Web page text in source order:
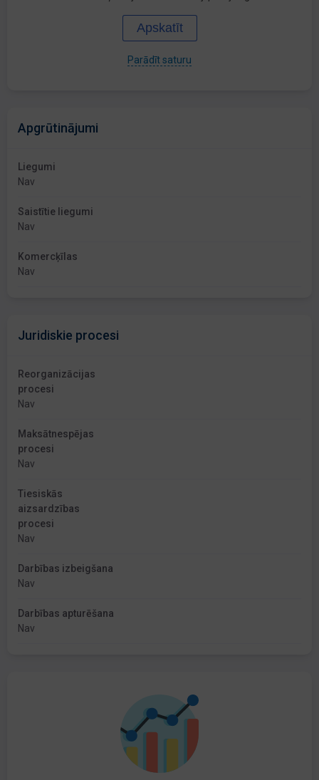
Apskatīt
Parādīt saturu
Apgrūtinājumi
Liegumi
Nav
Saistītie liegumi
Nav
Komercķīlas
Nav
Juridiskie procesi
Reorganizācijas
procesi
Nav
Maksātnespējas
procesi
Nav
Tiesiskās
aizsardzības
procesi
Nav
Darbības izbeigšana
Nav
Darbības apturēšana
Nav